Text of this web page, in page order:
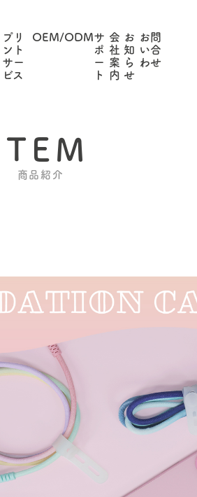
プリ
ント
サー
ビス
OEM/ODMサ
ポ
ー
ト
会
社
案
内
お
知
ら
せ
お問
い合
わせ
商品紹介